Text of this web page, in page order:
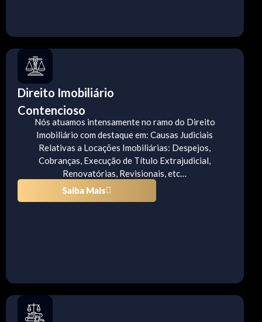
Direito Imobiliário
Contencioso
Nós atuamos intensamente no ramo do Direito
Imobiliário com destaque em: Causas Judiciais
Relativas a Locações Imobiliárias: Despejos,
Cobranças, Execução de Título Extrajudicial,
Renovatórias, Revisionais, etc…
Saiba Mais